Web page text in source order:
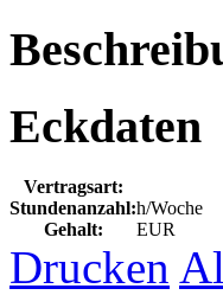
Eckdaten
Vertragsart:
Stundenanzahl:h/Woche
Gehalt:
EUR
Drucken